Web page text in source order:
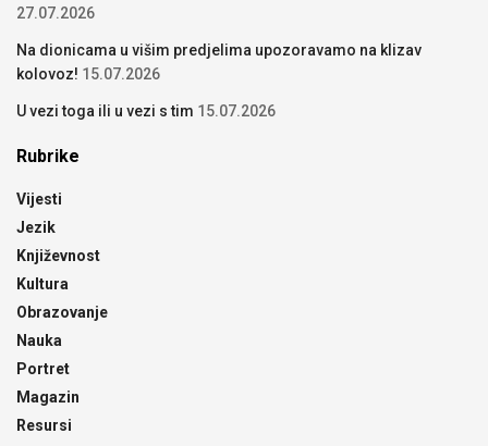
27.07.2026
Na dionicama u višim predjelima upozoravamo na klizav
kolovoz! 15.07.2026
U vezi toga ili u vezi s tim 15.07.2026
Rubrike
Vijesti
Jezik
Književnost
Kultura
Obrazovanje
Nauka
Portret
Magazin
Resursi